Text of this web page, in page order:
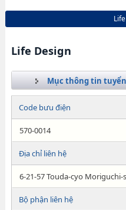
Life Design
Mục thông tin
Code bưu điện
570-0014
Địa chỉ liên hệ
6-21-57 Touda-cyo Moriguchi-
Bộ phận liên hệ